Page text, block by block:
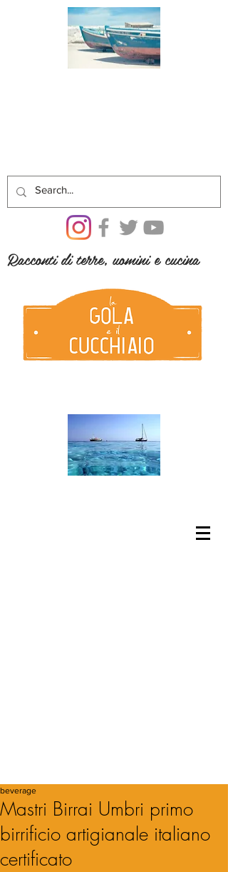
Racconti di terre, uomini e cucina
Mastri Birrai Umbri primo
birrificio artigianale italiano
certificato
beverage